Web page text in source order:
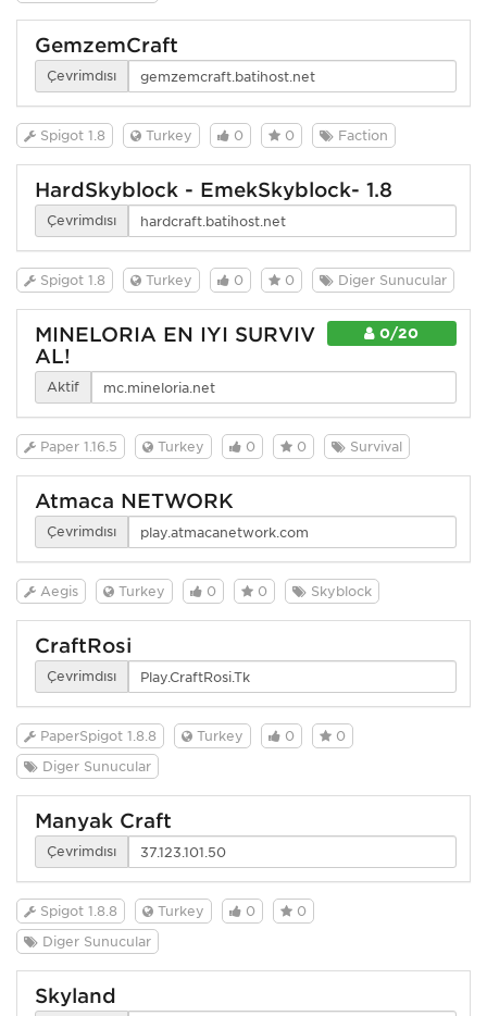
GemzemCraft
Çevrimdışı
Spigot 1.8 Turkey 0 0 Faction
HardSkyblock - EmekSkyblock- 1.8
Çevrimdışı
Spigot 1.8 Turkey 0 0 Diğer Sunucular
0/20
MINELORIA EN İYİ SURVİV
AL!
Aktif
Paper 1.16.5 Turkey 0 0 Survival
Atmaca NETWORK
Çevrimdışı
Aegis Turkey 0 0 Skyblock
CraftRosi
Çevrimdışı
PaperSpigot 1.8.8 Turkey 0
0
Diğer Sunucular
Manyak Craft
Çevrimdışı
Spigot 1.8.8 Turkey 0
0
Diğer Sunucular
Skyland